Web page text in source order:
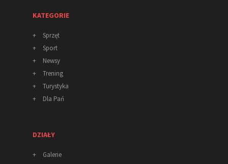
KATEGORIE
+
Sprzęt
+
Sport
+
Newsy
+
Trening
+
Turystyka
+
Dla Pań
DZIAŁY
+
Galerie